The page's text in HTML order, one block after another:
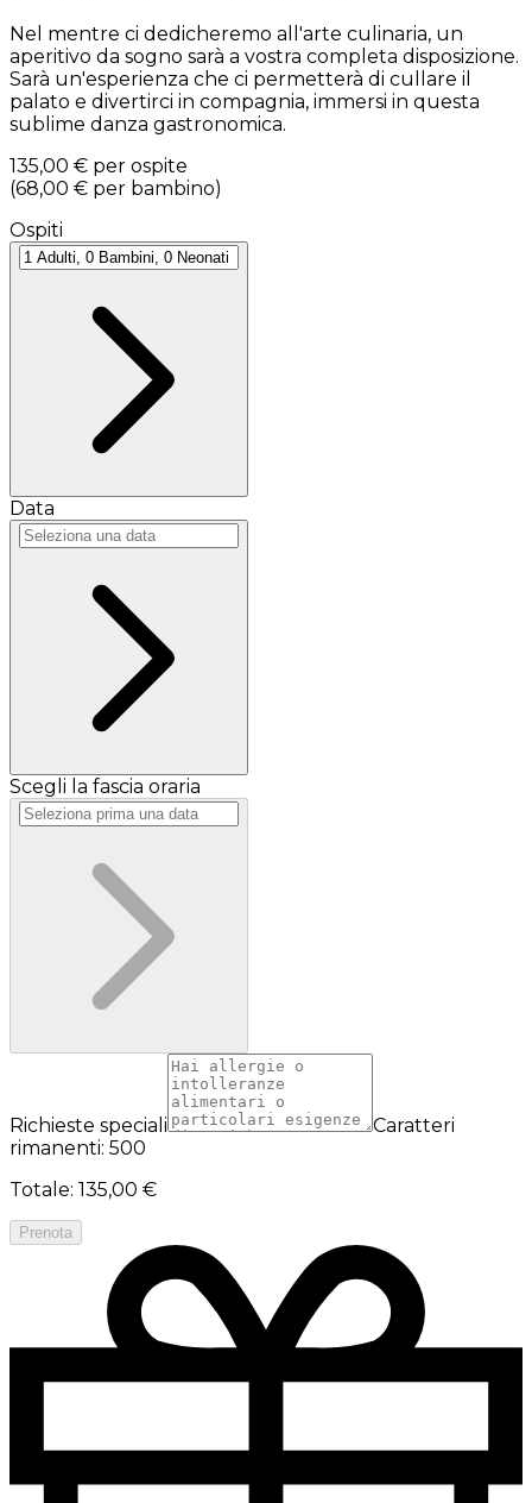
Nel mentre ci dedicheremo all'arte culinaria, un
aperitivo da sogno sarà a vostra completa disposizione.
Sarà un'esperienza che ci permetterà di cullare il
palato e divertirci in compagnia, immersi in questa
sublime danza gastronomica.
135,00 € per ospite
(68,00 € per bambino)
Ospiti
Data
Scegli la fascia oraria
Richieste speciali
Caratteri
rimanenti: 500
Totale: 135,00 €
Prenota